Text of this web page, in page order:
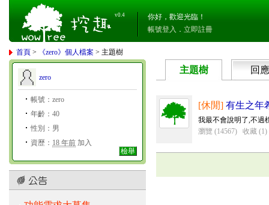
v0.4
你好，歡迎光臨！
帳號登入 ． 立即註冊
首頁 > 《zero》個人檔案 > 主題樹
zero
帳號：zero
年齡：40
性別：男
資歷： 18 年前 加入
檢舉
主題樹 回應
[休閒] 有生之年
我最不會說明了,不過
瀏覽 (14567)
收藏 (1)